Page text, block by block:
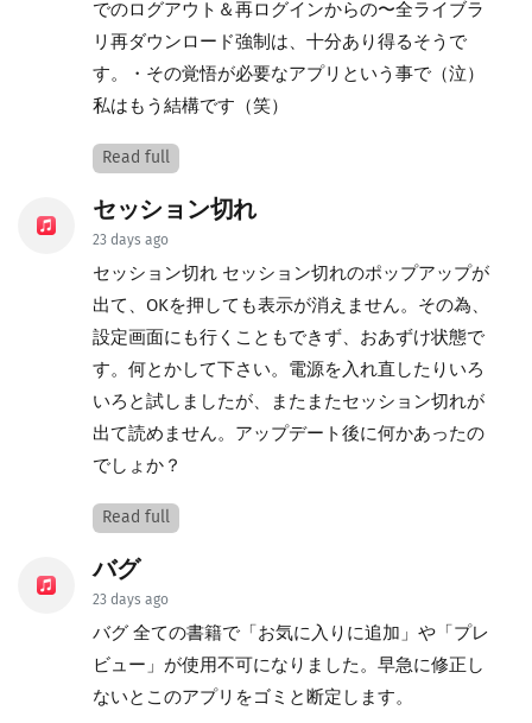
でのログアウト＆再ログインからの〜全ライブラ
リ再ダウンロード強制は、十分あり得るそうで
す。・その覚悟が必要なアプリという事で（泣）
私はもう結構です（笑）
Read full
セッション切れ
23 days ago
セッション切れ セッション切れのポップアップが
出て、OKを押しても表示が消えません。その為、
設定画面にも行くこともできず、おあずけ状態で
す。何とかして下さい。電源を入れ直したりいろ
いろと試しましたが、またまたセッション切れが
出て読めません。アップデート後に何かあったの
でしょか？
Read full
バグ
23 days ago
バグ 全ての書籍で「お気に入りに追加」や「プレ
ビュー」が使用不可になりました。早急に修正し
ないとこのアプリをゴミと断定します。